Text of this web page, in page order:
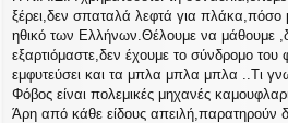
ξέρει,δεν σπαταλά λεφτά για πλάκα,πόσο
ηθικό των Ελλήνων.Θέλουμε να μάθουμε
εξαρτιόμαστε,δεν έχουμε το σύνδρομο
εμφυτεύσει και τα μπλα μπλα μπλα ..Τι
Φόβος είναι πολεμικές μηχανές
Άρη από κάθε είδους απειλή,παρατηρούν